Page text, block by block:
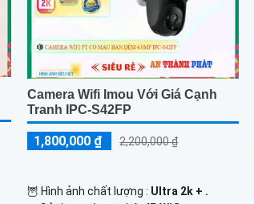
Camera Wifi Imou Với Giá Cạnh
Tranh IPC-S42FP
1,800,000 ₫ 2,200,000 ₫
🦉 Hình ảnh chất lượng : Ultra 2k + .